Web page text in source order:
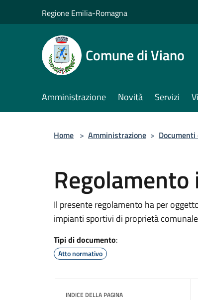
Regione Emilia-Romagna
Comune di Viano
Amministrazione Novità Servizi
Home > Amministrazione >
Il presente regolamento ha per
impianti sportivi di proprietà
Tipi di documento:
Atto normativo
INDICE DELLA PAGINA